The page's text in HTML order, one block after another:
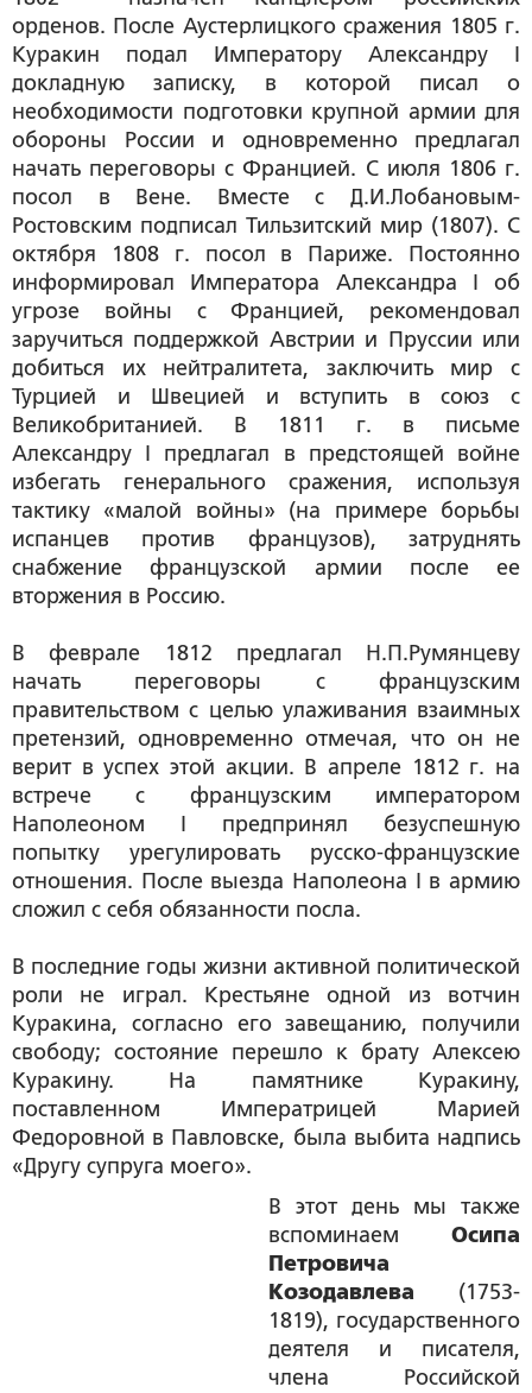
орденов. После Аустерлицкого сражения 1805 г.
Куракин подал Императору Александру I
докладную записку, в которой писал о
необходимости подготовки крупной армии для
обороны России и одновременно предлагал
начать переговоры с Францией. С июля 1806 г.
посол в Вене. Вместе с Д.И.Лобановым-
Ростовским подписал Тильзитский мир (1807). С
октября 1808 г. посол в Париже. Постоянно
информировал Императора Александра I об
угрозе войны с Францией, рекомендовал
заручиться поддержкой Австрии и Пруссии или
добиться их нейтралитета, заключить мир с
Турцией и Швецией и вступить в союз с
Великобританией. В 1811 г. в письме
Александру I предлагал в предстоящей войне
избегать генерального сражения, используя
тактику «малой войны» (на примере борьбы
испанцев против французов), затруднять
снабжение французской армии после ее
вторжения в Россию.
В феврале 1812 предлагал Н.П.Румянцеву
начать переговоры с французским
правительством с целью улаживания взаимных
претензий, одновременно отмечая, что он не
верит в успех этой акции. В апреле 1812 г. на
встрече с французским императором
Наполеоном I предпринял безуспешную
попытку урегулировать русско-французские
отношения. После выезда Наполеона I в армию
сложил с себя обязанности посла.
В последние годы жизни активной политической
роли не играл. Крестьяне одной из вотчин
Куракина, согласно его завещанию, получили
свободу; состояние перешло к брату Алексею
Куракину. На памятнике Куракину,
поставленном Императрицей Марией
Федоровной в Павловске, была выбита надпись
«Другу супруга моего».
В этот день мы также
вспоминаем Осипа
Петровича
Козодавлева (1753-
1819), государственного
деятеля и писателя,
члена Российской